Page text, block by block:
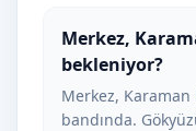
Merkez,
bekleniyor?
Merkez, Karaman
bandında.